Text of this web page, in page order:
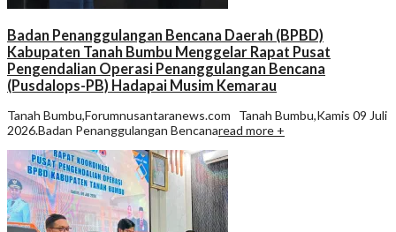
Badan Penanggulangan Bencana Daerah (BPBD)
Kabupaten Tanah Bumbu Menggelar Rapat Pusat
Pengendalian Operasi Penanggulangan Bencana
(Pusdalops-PB) Hadapai Musim Kemarau
Tanah Bumbu,Forumnusantaranews.com Tanah Bumbu,Kamis 09 Juli
2026.Badan Penanggulangan Bencanaread more +